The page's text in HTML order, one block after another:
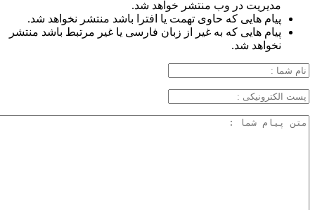
مدیریت در وب منتشر خواهد شد.
پیام هایی که حاوی تهمت یا افترا باشد منتشر نخواهد شد.
پیام هایی که به غیر از زبان فارسی یا غیر مرتبط باشد منتشر
نخواهد شد.